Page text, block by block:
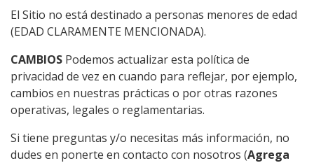
El Sitio no está destinado a personas menores de edad
(EDAD CLARAMENTE MENCIONADA).
CAMBIOS Podemos actualizar esta política de
privacidad de vez en cuando para reflejar, por ejemplo,
cambios en nuestras prácticas o por otras razones
operativas, legales o reglamentarias.
Si tiene preguntas y/o necesitas más información, no
dudes en ponerte en contacto con nosotros (Agrega